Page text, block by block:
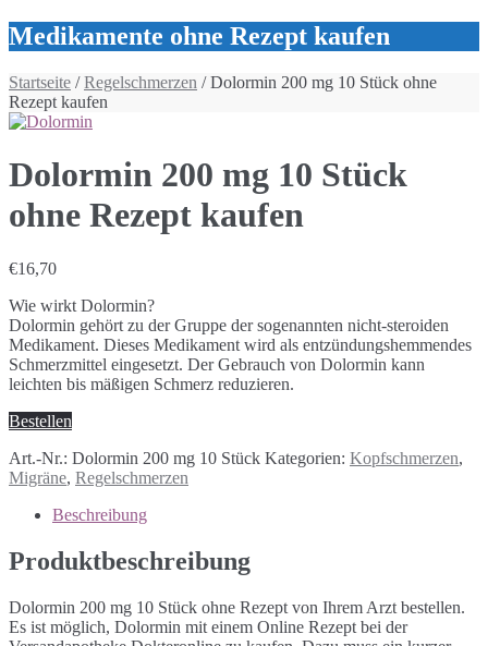
Medikamente ohne Rezept kaufen
Startseite /Regelschmerzen / Dolormin 200 mg 10 Stück ohne
Rezept kaufen
Dolormin 200 mg 10 Stück
ohne Rezept kaufen
€16,70
Wie wirkt Dolormin?
Dolormin gehört zu der Gruppe der sogenannten nicht-steroiden
Medikament. Dieses Medikament wird als entzündungshemmendes
Schmerzmittel eingesetzt. Der Gebrauch von Dolormin kann
leichten bis mäßigen Schmerz reduzieren.
Bestellen
Art.-Nr.: Dolormin 200 mg 10 Stück Kategorien: Kopfschmerzen,
Migräne, Regelschmerzen
Beschreibung
Produktbeschreibung
Dolormin 200 mg 10 Stück ohne Rezept von Ihrem Arzt bestellen.
Es ist möglich, Dolormin mit einem Online Rezept bei der